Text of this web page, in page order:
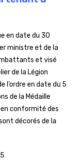
en date du 30
ministre et de la
et visé
de la Légion
l’ordre en date du 5
de la Médaille
conformité des
décorés de la